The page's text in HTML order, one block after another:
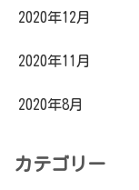
2020年12月
2020年11月
2020年8月
カテゴリー